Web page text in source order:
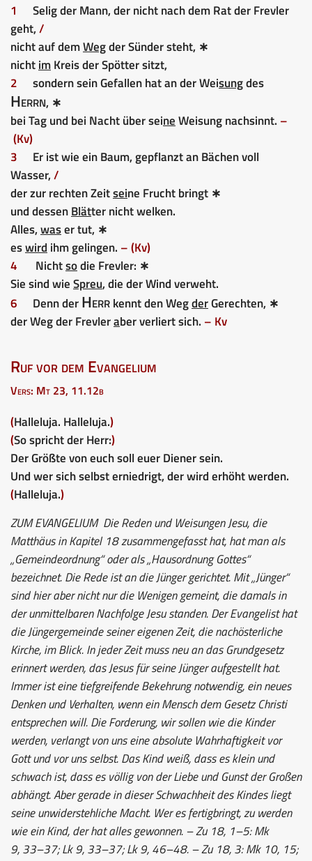
1
Selig der Mann, der nicht nach dem Rat der Frevler
geht,/
nicht auf demWegder Sünder steht, ∗
nichtimKreis der Spötter sitzt,
2
sondern sein Gefallen hat an der Weisungdes
Herrn, ∗
bei Tag und bei Nacht über seineWeisung nachsinnt. –
(Kv)
3
Er ist wie ein Baum, gepflanzt an Bächen voll
Wasser,/
der zur rechten Zeitseine Frucht bringt ∗
und dessenBlätter nicht welken.
Alles,waser tut, ∗
eswird ihm gelingen. – (Kv)
4
Nichtsodie Frevler: ∗
Sie sind wieSpreu, die der Wind verweht.
6
Denn derHerrkennt den WegderGerechten, ∗
der Weg der Frevleraber verliert sich. – Kv
Ruf vor dem Evangelium
Vers: Mt 23, 11.12b
(Halleluja. Halleluja.)
(So spricht der Herr:)
Der Größte von euch soll euer Diener sein.
Und wer sich selbst erniedrigt, der wird erhöht werden.
(Halleluja.)
ZUM EVANGELIUMDie Reden und Weisungen Jesu, die
Matthäus in Kapitel 18 zusammengefasst hat, hat man als
„Gemeindeordnung“ oder als „Hausordnung Gottes“
bezeichnet. Die Rede ist an die Jünger gerichtet. Mit „Jünger“
sind hier aber nicht nur die Wenigen gemeint, die damals in
der unmittelbaren Nachfolge Jesu standen. Der Evangelist hat
die Jüngergemeinde seiner eigenen Zeit, die nachösterliche
Kirche, im Blick. In jeder Zeit muss neu an das Grundgesetz
erinnert werden, das Jesus für seine Jünger aufgestellt hat.
Immer ist eine tiefgreifende Bekehrung notwendig, ein neues
Denken und Verhalten, wenn ein Mensch dem Gesetz Christi
entsprechen will. Die Forderung, wir sollen wie die Kinder
werden, verlangt von uns eine absolute Wahrhaftigkeit vor
Gott und vor uns selbst. Das Kind weiß, dass es klein und
schwach ist, dass es völlig von der Liebe und Gunst der Großen
abhängt. Aber gerade in dieser Schwachheit des Kindes liegt
seine unwiderstehliche Macht. Wer es fertigbringt, zu werden
wie ein Kind, der hat alles gewonnen. – Zu 18, 1–5: Mk
9, 33–37; Lk 9, 33–37; Lk 9, 46–48. – Zu 18, 3: Mk 10, 15;